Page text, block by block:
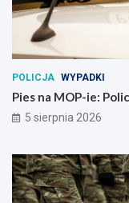
POLICJA WYPADKI
Pies na MOP-ie:
5 sierpnia 2026